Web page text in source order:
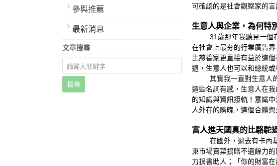
參與推薦
最新消息
文章搜尋
搜尋
可確認的是社會觀察家的
生意人與企業，為何特
31歲那年我聽見一個在
在社會上最夯的行業廣告
比慈善家更直接有益於這
退，生意人也可以和總統
其實我一直對生意人的
這些名詞有感，生意人在
的知識與資訊接軌！意識
人外在的體魄，這個合體
富人進天國真的比駱駝
在國外，過去有卡內
東市場賣菜捐贈不遺餘力
力捐書助人；「你的財富